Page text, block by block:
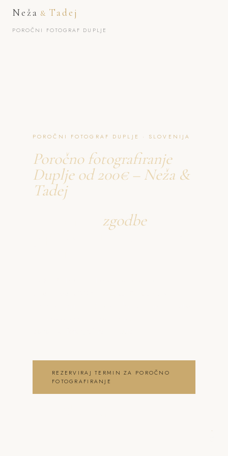
Neža & Tadej
POROČNI FOTOGRAF DUPLJE
POROČNI FOTOGRAF DUPLJE · SLOVENIJA
Poročno fotografiranje
Duplje od 200€ – Neža &
Tadej
zgodbe
o poročno fotografiranje
REZERVIRAJ TERMIN ZA POROČNO
FOTOGRAFIRANJE